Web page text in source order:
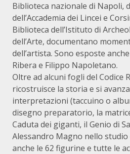
Biblioteca nazionale di Napoli,
dell’Accademia dei Lincei e
Biblioteca dell’Istituto di
dell’Arte, documentano
dell’artista. Sono esposte
Ribera e Filippo Napoletano.
Oltre ad alcuni fogli del Codice
ricostruisce la storia e si
interpretazioni (taccuino o
disegno preparatorio, la
Caduta dei giganti, il Genio di
Alessandro Magno nello studio
anche le 62 figurine e tutte le